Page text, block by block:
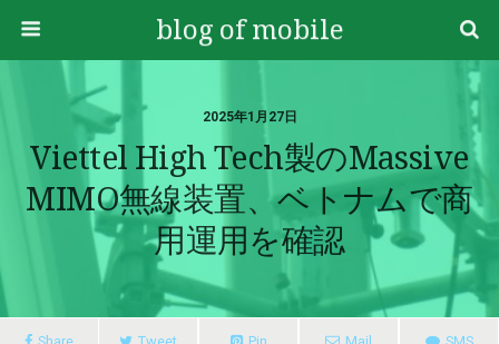
blog of mobile
2025年1月27日
Viettel High Tech製のMassive
MIMO無線装置、ベトナムで商
用運用を確認